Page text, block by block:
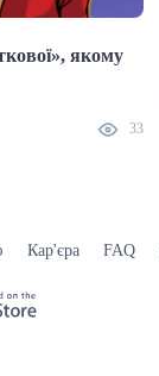
якому
33
Кар'єра FAQ